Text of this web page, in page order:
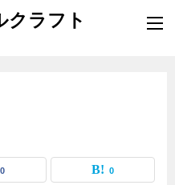
ラフト
0 0